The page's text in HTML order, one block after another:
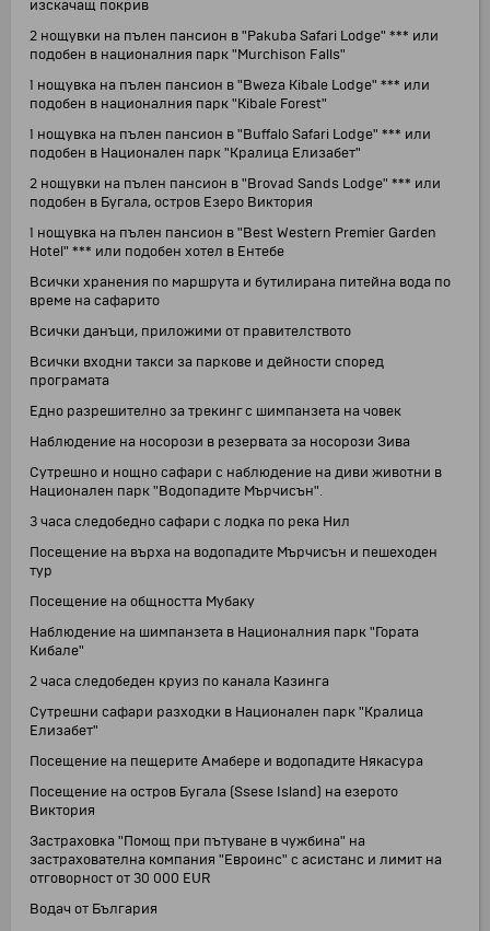
изскачащ покрив
2 нощувки на пълен пансион в "Pakuba Safari Lodge" *** или
подобен в националния парк "Murchison Falls"
1 нощувка на пълен пансион в "Bweza Kibale Lodge" *** или
подобен в националния парк "Kibale Forest"
1 нощувка на пълен пансион в "Buffalo Safari Lodge" *** или
подобен в Национален парк "Кралица Елизабет"
2 нощувки на пълен пансион в "Brovad Sands Lodge" *** или
подобен в Бугала, остров Езеро Виктория
1 нощувка на пълен пансион в "Best Western Premier Garden
Hotel" *** или подобен хотел в Ентебе
Всички хранения по маршрута и бутилирана питейна вода по
време на сафарито
Всички данъци, приложими от правителството
Всички входни такси за паркове и дейности според
програмата
Едно разрешително за трекинг с шимпанзета на човек
Наблюдение на носорози в резервата за носорози Зива
Сутрешно и нощно сафари с наблюдение на диви животни в
Национален парк "Водопадите Мърчисън".
3 часа следобедно сафари с лодка по река Нил
Посещение на върха на водопадите Мърчисън и пешеходен
тур
Посещение на общността Мубаку
Наблюдение на шимпанзета в Националния парк "Гората
Кибале"
2 часа следобеден круиз по канала Казинга
Сутрешни сафари разходки в Национален парк "Кралица
Елизабет"
Посещение на пещерите Амабере и водопадите Някасура
Посещение на остров Бугала (Ssese Island) на езерото
Виктория
Застраховка "Помощ при пътуване в чужбина" на
застрахователна компания "Евроинс" с асистанс и лимит на
отговорност от 30 000 EUR
Водач от България